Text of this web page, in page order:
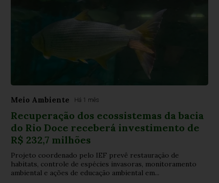
Meio Ambiente Há 1 mês
Recuperação dos ecossistemas da bacia
do Rio Doce receberá investimento de
R$ 232,7 milhões
Projeto coordenado pelo IEF prevê restauração de
habitats, controle de espécies invasoras, monitoramento
ambiental e ações de educação ambiental em...